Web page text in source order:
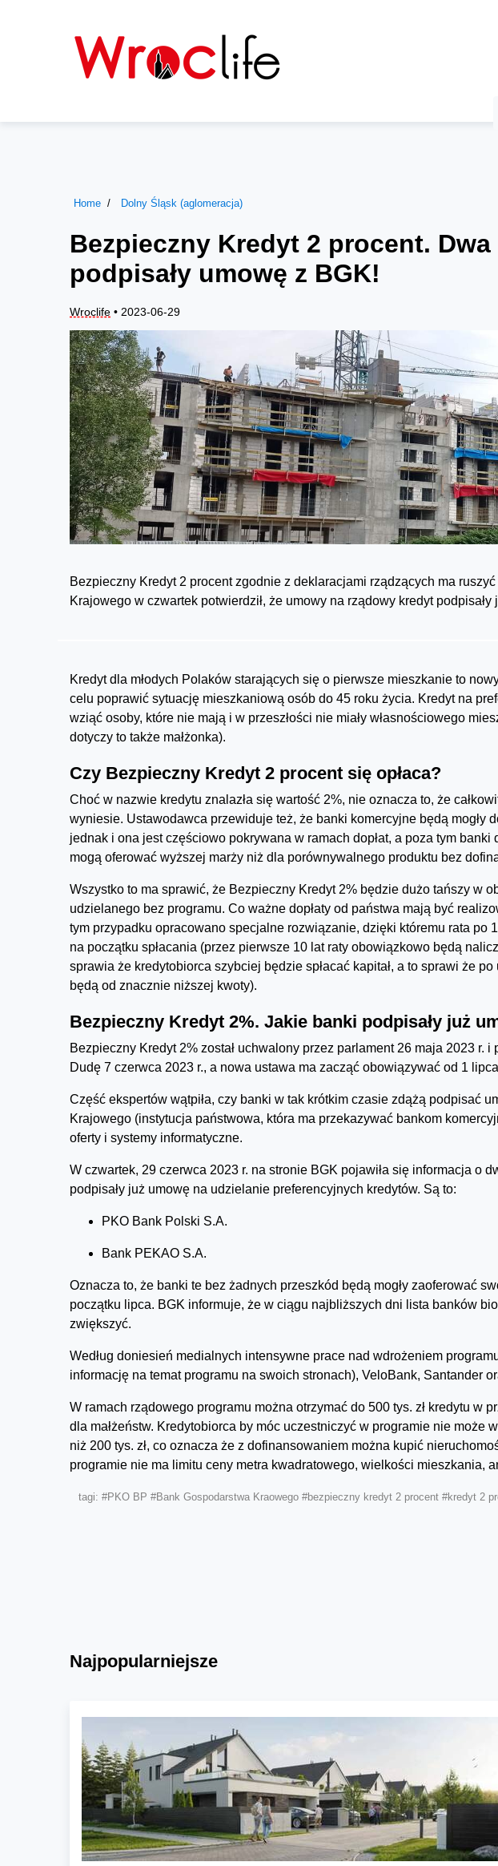
Home Dolny Śląsk (aglomeracja)
Bezpieczny Kredyt 2 procent.
podpisały umowę z BGK!
Wroclife • 2023-06-29
Bezpieczny Kredyt 2 procent zgodnie z deklaracjami rządzących ma
Krajowego w czwartek potwierdził, że umowy na rządowy kredyt
Kredyt dla młodych Polaków starających się o pierwsze mieszkanie to
celu poprawić sytuację mieszkaniową osób do 45 roku życia. Kredyt na
wziąć osoby, które nie mają i w przeszłości nie miały własnościowego
dotyczy to także małżonka).
Czy Bezpieczny Kredyt 2 procent się opłaca?
Choć w nazwie kredytu znalazła się wartość 2%, nie oznacza to, że
wyniesie. Ustawodawca przewiduje też, że banki komercyjne będą mogły
jednak i ona jest częściowo pokrywana w ramach dopłat, a poza tym
mogą oferować wyższej marży niż dla porównywalnego produktu bez
Wszystko to ma sprawić, że Bezpieczny Kredyt 2% będzie dużo tańszy w
udzielanego bez programu. Co ważne dopłaty od państwa mają być
tym przypadku opracowano specjalne rozwiązanie, dzięki któremu rata po
na początku spłacania (przez pierwsze 10 lat raty obowiązkowo będą
sprawia że kredytobiorca szybciej będzie spłacać kapitał, a to sprawi że
będą od znacznie niższej kwoty).
Bezpieczny Kredyt 2%. Jakie banki podpisały już
Bezpieczny Kredyt 2% został uchwalony przez parlament 26 maja 2023 r.
Dudę 7 czerwca 2023 r., a nowa ustawa ma zacząć obowiązywać od 1
Część ekspertów wątpiła, czy banki w tak krótkim czasie zdążą podpisać
Krajowego (instytucja państwowa, która ma przekazywać bankom
oferty i systemy informatyczne.
W czwartek, 29 czerwca 2023 r. na stronie BGK pojawiła się informacja o
podpisały już umowę na udzielanie preferencyjnych kredytów. Są to:
PKO Bank Polski S.A.
Bank PEKAO S.A.
Oznacza to, że banki te bez żadnych przeszkód będą mogły zaoferować
początku lipca. BGK informuje, że w ciągu najbliższych dni lista banków
zwiększyć.
Według doniesień medialnych intensywne prace nad wdrożeniem
informację na temat programu na swoich stronach), VeloBank, Santander
W ramach rządowego programu można otrzymać do 500 tys. zł kredytu w
dla małżeństw. Kredytobiorca by móc uczestniczyć w programie nie może
niż 200 tys. zł, co oznacza że z dofinansowaniem można kupić
programie nie ma limitu ceny metra kwadratowego, wielkości mieszkania,
tagi: #PKO BP #Bank Gospodarstwa Kraowego #bezpieczny kredyt 2 procent #kredyt 2
Najpopularniejsze